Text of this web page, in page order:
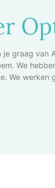
je graag van
We
We werken